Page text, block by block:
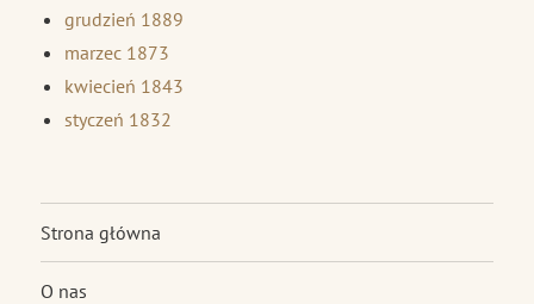
grudzień 1889
marzec 1873
kwiecień 1843
styczeń 1832
Strona główna
O nas